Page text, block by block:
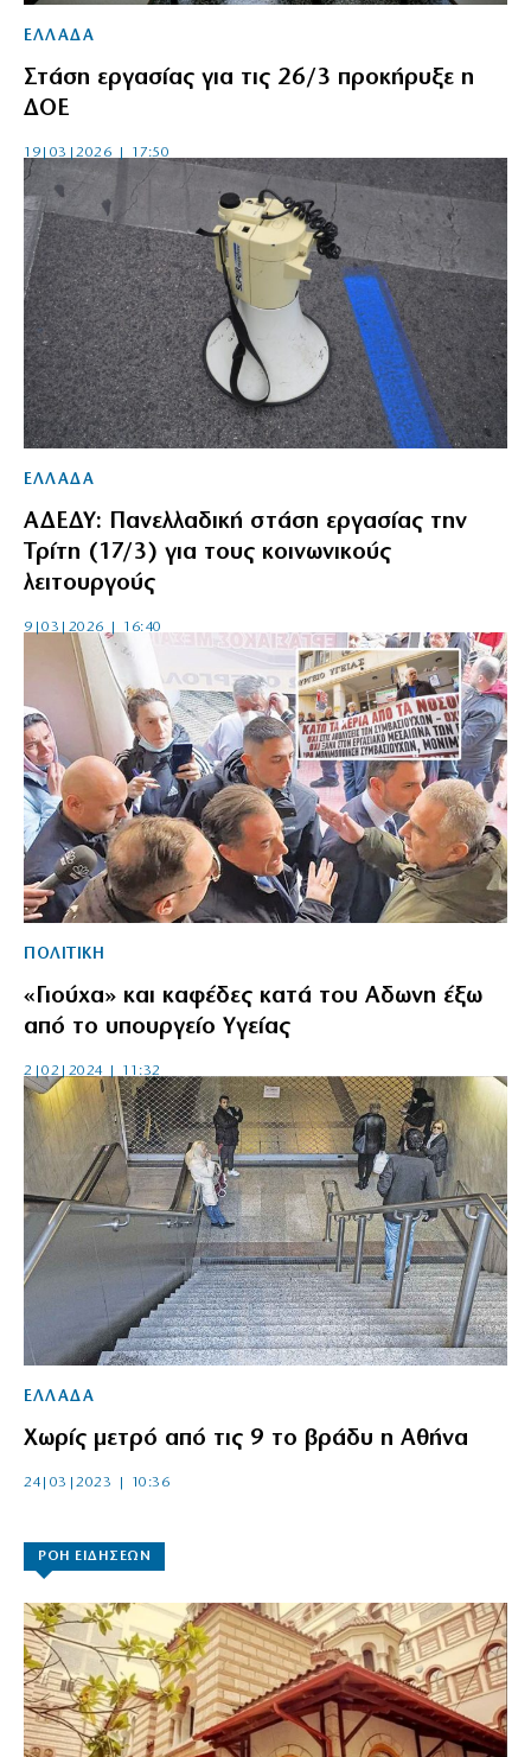
ΕΛΛΑΔΑ
Στάση εργασίας για τις 26/3 προκήρυξε η
ΔΟΕ
19|03|2026 | 17:50
ΕΛΛΑΔΑ
ΑΔΕΔΥ: Πανελλαδική στάση εργασίας την
Τρίτη (17/3) για τους κοινωνικούς
λειτουργούς
9|03|2026 | 16:40
ΠΟΛΙΤΙΚΗ
«Γιούχα» και καφέδες κατά του Αδωνη έξω
από το υπουργείο Υγείας
2|02|2024 | 11:32
ΕΛΛΑΔΑ
Χωρίς μετρό από τις 9 το βράδυ η Αθήνα
24|03|2023 | 10:36
ΡΟΗ ΕΙΔΗΣΕΩΝ